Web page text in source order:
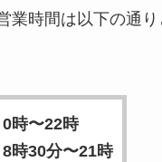
業時間は以下の通
時〜22時
時30分〜21時